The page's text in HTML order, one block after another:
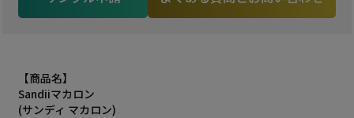
【商品名】
Sandiiマカロン
(サンディ マカロン)